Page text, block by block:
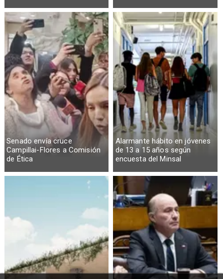
Senado envía cruce
Campillai-Flores a Comisión
de Ética
Alarmante hábito en jóvenes
de 13 a 15 años según
encuesta del Minsal